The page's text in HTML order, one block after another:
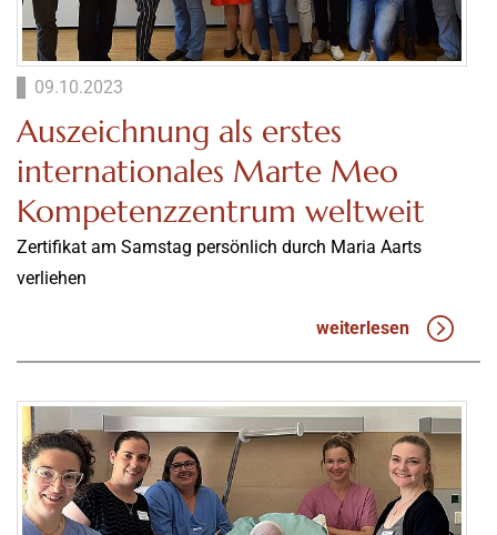
09.10.2023
Auszeichnung als erstes
internationales Marte Meo
Kompetenzzentrum weltweit
Zertifikat am Samstag persönlich durch Maria Aarts
verliehen
weiterlesen